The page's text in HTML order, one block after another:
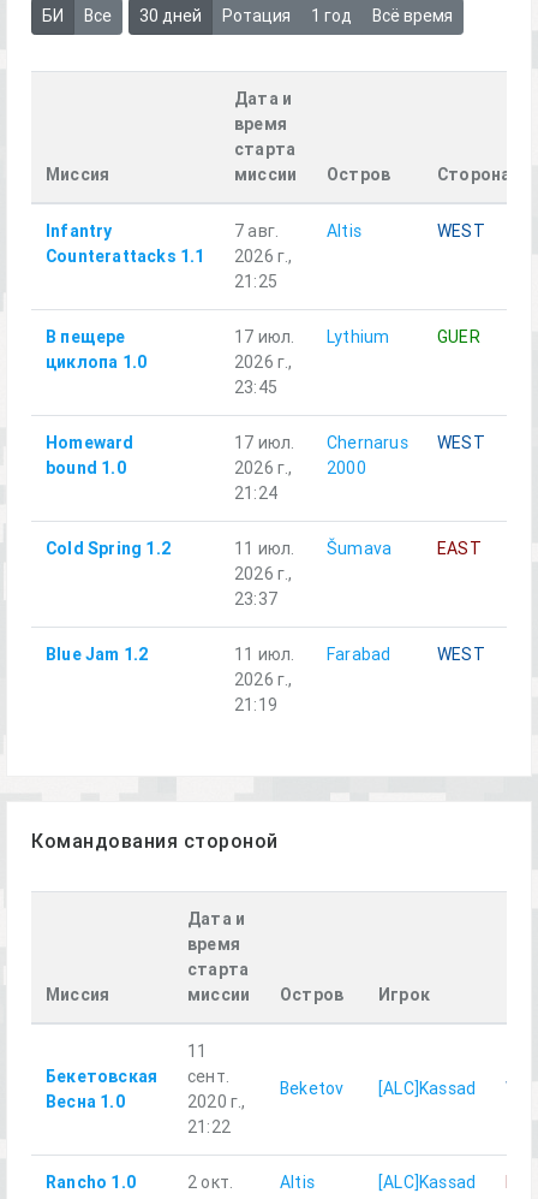
БИ Все 30 дней Ротация 1 год Всё время
Миссия
Дата и
время
старта
миссии
Остров Сторона
Infantry
Counterattacks 1.1
7 авг.
2026 г.,
21:25
Altis WEST
В пещере
циклопа 1.0
17 июл.
2026 г.,
23:45
Lythium GUER
Homeward
bound 1.0
17 июл.
2026 г.,
21:24
Chernarus
2000
WEST
Cold Spring 1.2
11 июл.
2026 г.,
23:37
Šumava EAST
Blue Jam 1.2
11 июл.
2026 г.,
21:19
Farabad WEST
Командования стороной
Миссия
Дата и
время
старта
миссии
Остров Игрок
Бекетовская
Весна 1.0
11
сент.
2020 г.,
21:22
Beketov [ALC]Kassad
Rancho 1.0
2 окт.
Altis [ALC]Kassad